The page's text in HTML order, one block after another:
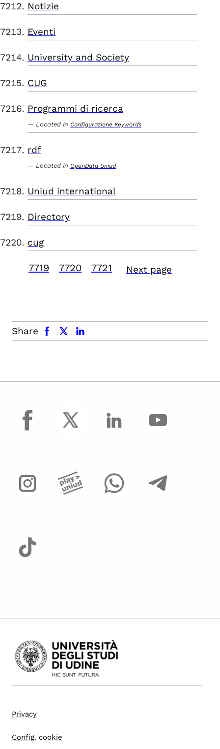
Notizie
Eventi
University and Society
CUG
Programmi di ricerca
Located in Configurazione Keywords
rdf
Located in OpenData Uniud
Uniud international
Directory
cug
7719 7720 7721 Next page
Share
facebook x.com linkedin
facebook
Privacy
Config. cookie